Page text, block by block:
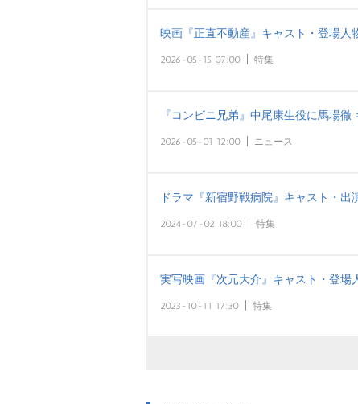
映画『正直不動産』キャスト・登場人
2026-05-15 07:00 特集
『コンビニ兄弟』中尾康生役に馬場
2026-05-01 12:00 ニュース
ドラマ『新宿野戦病院』キャスト・出
2024-07-02 18:00 特集
実写映画『次元大介』キャスト・登場
2023-10-11 17:30 特集